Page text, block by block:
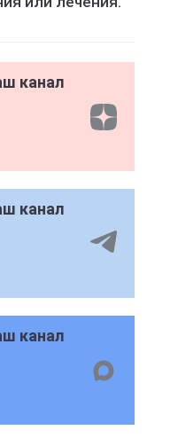
канал
канал
канал